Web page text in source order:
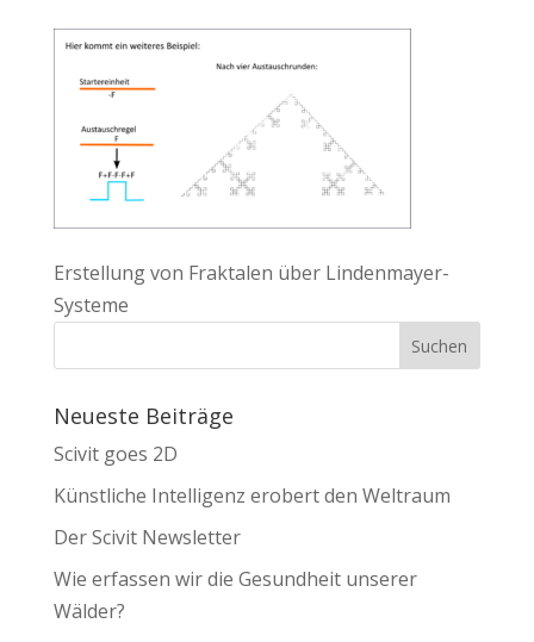
Erstellung von Fraktalen über Lindenmayer-
Systeme
Neueste Beiträge
Scivit goes 2D
Künstliche Intelligenz erobert den Weltraum
Der Scivit Newsletter
Wie erfassen wir die Gesundheit unserer
Wälder?